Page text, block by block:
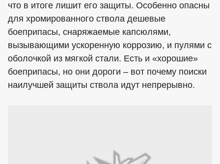
что в итоге лишит его защиты. Особенно опасны
для хромированного ствола дешевые
боеприпасы, снаряжаемые капсюлями,
вызывающими ускоренную коррозию, и пулями с
оболочкой из мягкой стали. Есть и «хорошие»
боеприпасы, но они дороги – вот почему поиски
наилучшей защиты ствола идут непрерывно.